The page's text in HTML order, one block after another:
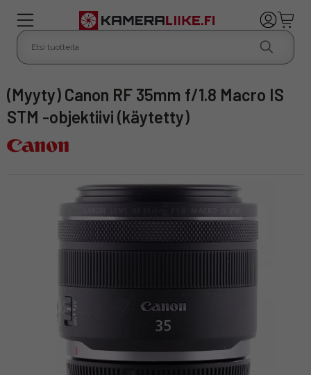
(Myyty) Canon RF 35mm f/1.8 Macro IS
STM -objektiivi (käytetty)